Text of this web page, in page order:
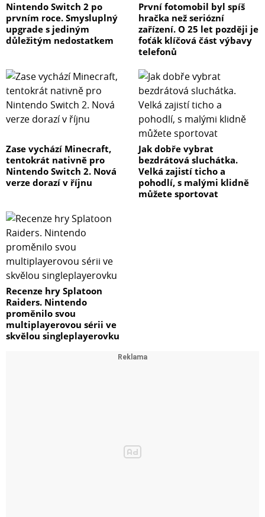
Nintendo Switch 2 po
prvním roce. Smysluplný
upgrade s jediným
důležitým nedostatkem
První fotomobil byl spíš
hračka než seriózní
zařízení. O 25 let později je
foťák klíčová část výbavy
telefonů
Zase vychází Minecraft,
tentokrát nativně pro
Nintendo Switch 2. Nová
verze dorazí v říjnu
Jak dobře vybrat
bezdrátová sluchátka.
Velká zajistí ticho a
pohodlí, s malými klidně
můžete sportovat
Recenze hry Splatoon
Raiders. Nintendo
proměnilo svou
multiplayerovou sérii ve
skvělou singleplayerovku